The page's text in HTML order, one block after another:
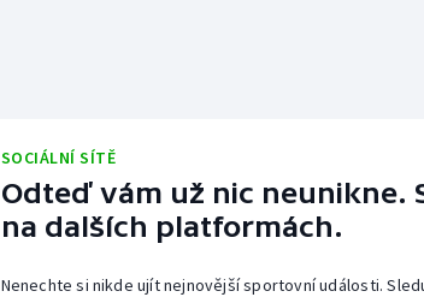
SOCIÁLNÍ SÍTĚ
Odteď vám už nic neunikne.
na dalších platformách.
Nenechte si nikde ujít nejnovější sportovní události.